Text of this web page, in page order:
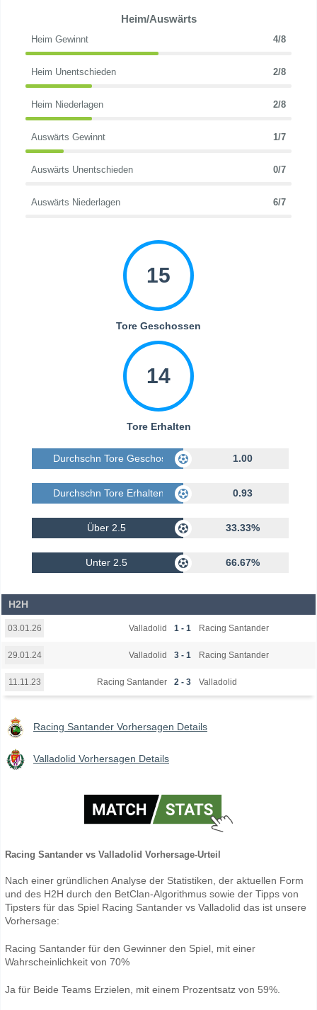
Heim/Auswärts
Heim Gewinnt 4/8
Heim Unentschieden 2/8
Heim Niederlagen 2/8
Auswärts Gewinnt 1/7
Auswärts Unentschieden 0/7
Auswärts Niederlagen 6/7
15
Tore Geschossen
14
Tore Erhalten
Durchschn Tore Geschossen 1.00
Durchschn Tore Erhalten 0.93
Über 2.5 33.33%
Unter 2.5 66.67%
H2H
03.01.26 Valladolid 1 - 1 Racing Santander
29.01.24 Valladolid 3 - 1 Racing Santander
11.11.23 Racing Santander 2 - 3 Valladolid
Racing Santander Vorhersagen Details
Valladolid Vorhersagen Details
Racing Santander vs Valladolid Vorhersage-Urteil
Nach einer gründlichen Analyse der Statistiken, der aktuellen Form
und des H2H durch den BetClan-Algorithmus sowie der Tipps von
Tipsters für das Spiel Racing Santander vs Valladolid das ist unsere
Vorhersage:
Racing Santander für den Gewinner den Spiel, mit einer
Wahrscheinlichkeit von 70%
Ja für Beide Teams Erzielen, mit einem Prozentsatz von 59%.